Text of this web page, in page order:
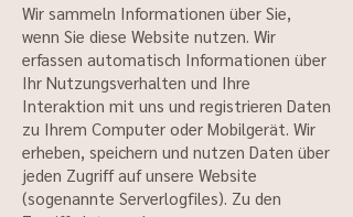
Wir sammeln Informationen über Sie,
wenn Sie diese Website nutzen. Wir
erfassen automatisch Informationen über
Ihr Nutzungsverhalten und Ihre
Interaktion mit uns und registrieren Daten
zu Ihrem Computer oder Mobilgerät. Wir
erheben, speichern und nutzen Daten über
jeden Zugriff auf unsere Website
(sogenannte Serverlogfiles). Zu den